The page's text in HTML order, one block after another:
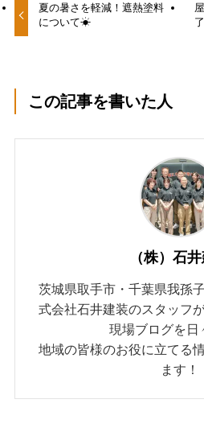
夏の暑さを軽減！遮熱塗料
について☀
この記事を書いた人
（株）石
茨城県取手市・千葉県我孫
式会社石井建装のスタッフ
現場ブログを日
地域の皆様のお役に立てる
ます！